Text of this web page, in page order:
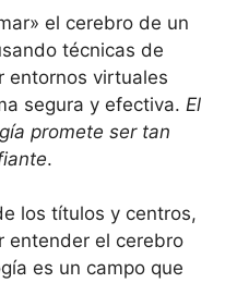
el cerebro de un
técnicas de
entornos virtuales
segura y efectiva. El
promete ser tan
.
los títulos y centros,
entender el cerebro
es un campo que